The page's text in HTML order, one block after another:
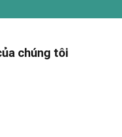
chúng tôi